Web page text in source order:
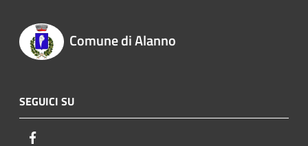
Comune di Alanno
SEGUICI SU